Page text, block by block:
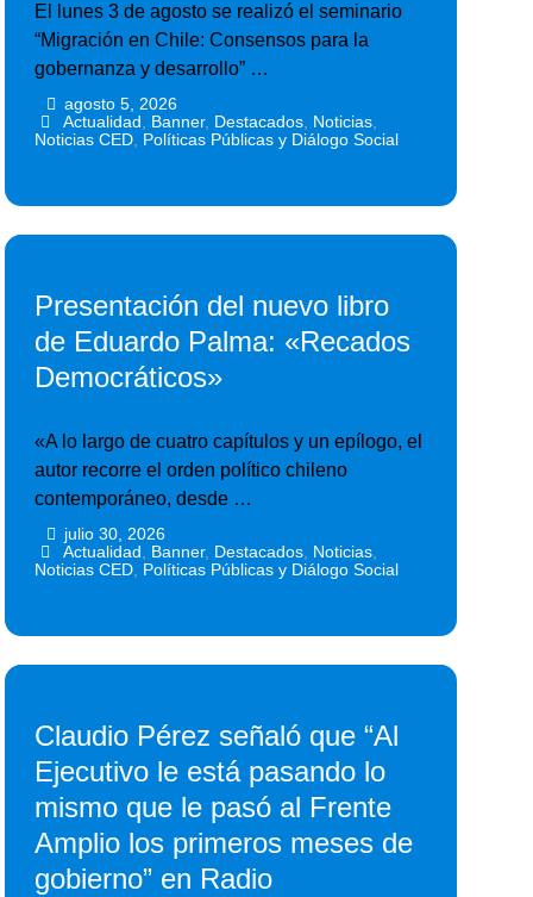
El lunes 3 de agosto se realizó el seminario
“Migración en Chile: Consensos para la
gobernanza y desarrollo” …
agosto 5, 2026
Actualidad Banner, Destacados, Noticias,
Noticias CED Políticas Públicas y Diálogo Social
Presentación del nuevo libro
de Eduardo Palma: «Recados
Democráticos»
«A lo largo de cuatro capítulos y un epílogo, el
autor recorre el orden político chileno
contemporáneo, desde …
julio 30, 2026
Actualidad Banner, Destacados, Noticias,
Noticias CED Políticas Públicas y Diálogo Social
Claudio Pérez señaló que “Al
Ejecutivo le está pasando lo
mismo que le pasó al Frente
Amplio los primeros meses de
gobierno” en Radio